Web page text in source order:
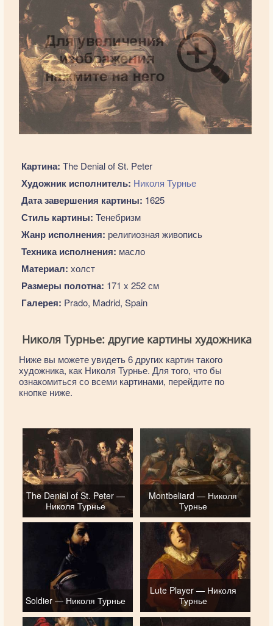
Картина: The Denial of St. Peter
Художник исполнитель: Николя Турнье
Дата завершения картины: 1625
Стиль картины: Тенебризм
Жанр исполнения: религиозная живопись
Техника исполнения: масло
Материал: холст
Размеры полотна: 171 x 252 см
Галерея: Prado, Madrid, Spain
Николя Турнье: другие картины художника
Ниже вы можете увидеть 6 других картин такого
художника, как Николя Турнье. Для того, что бы
ознакомиться со всеми картинами, перейдите по
кнопке ниже.
The Denial of St. Peter —
Николя Турнье
Montbeliard — Николя
Турнье
Soldier — Николя Турнье
Lute Player — Николя
Турнье